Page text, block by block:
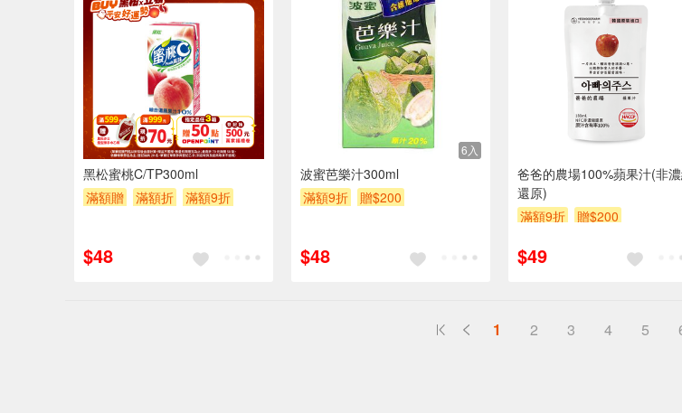
6入
黑松蜜桃C/TP300ml
滿額贈
滿額折
滿額9折
$48
6入
波蜜芭樂汁300ml
滿額9折
贈$200
$48
爸爸的農場100%蘋果汁(非
還原)
滿額9折
贈$200
$49
1 2 3 4 5